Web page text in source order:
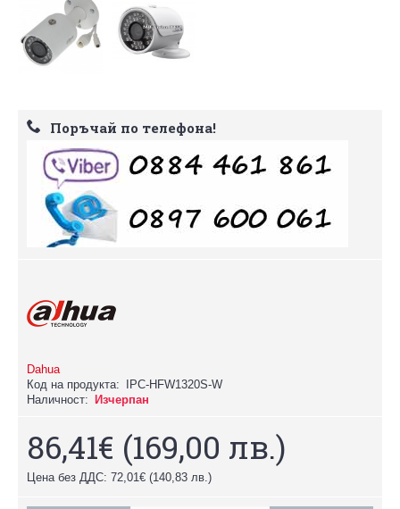
Поръчай по телефона!
Dahua
Код на продукта:
IPC-HFW1320S-W
Наличност:
Изчерпан
86,41€ (169,00 лв.)
Цена без ДДС: 72,01€ (140,83 лв.)